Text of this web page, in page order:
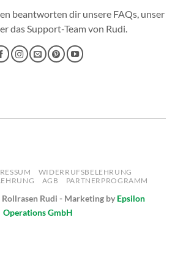
beantworten dir unsere FAQs, unser
dasSupport-Teamvon Rudi.
WIDERRUFSBELEHRUNG
AGB PARTNERPROGRAMM
Rollrasen Rudi - Marketing by Epsilon
Operations GmbH